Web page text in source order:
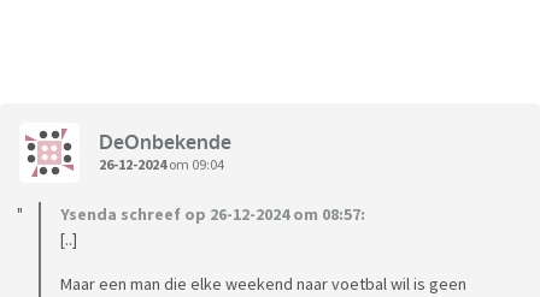
DeOnbekende
26-12-2024om 09:04
Ysenda schreef op 26-12-2024 om 08:57:
[..]
Maar een man die elke weekend naar voetbal wil is geen